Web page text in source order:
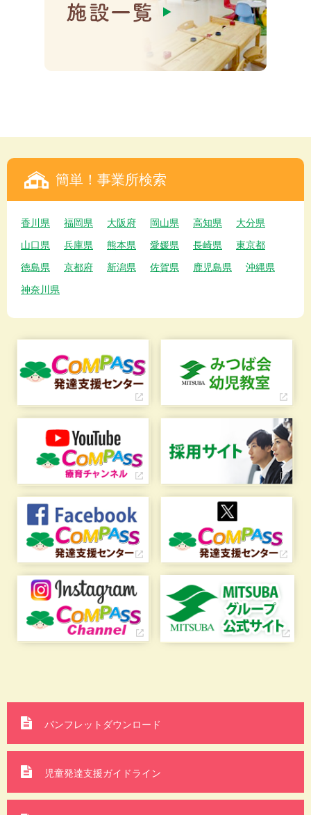
簡単！事業所検索
香川県 福岡県 大阪府 岡山県 高知県
大分県
山口県
兵庫県 熊本県 愛媛県 長崎県
東京都
徳島県
京都府 新潟県 佐賀県 鹿児島県
沖縄県
神奈川県
パンフレットダウンロード
児童発達支援ガイドライン